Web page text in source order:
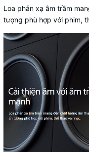
Loa phản xạ âm trầm
tượng phù hợp với phim,